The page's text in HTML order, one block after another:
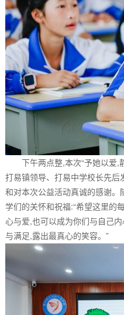
下午两点整,本次“予她以爱,
打易镇领导、打易中学校长先
和对本次公益活动真诚的感谢
学们的关怀和祝福:“希望这里的
心与爱,也可以成为你们与自己
与满足,露出最真心的笑容。”